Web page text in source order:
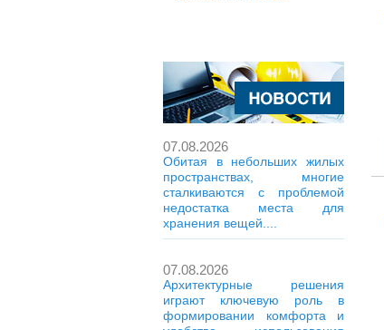
07.08.2026
Обитая в небольших жилых
пространствах, многие
сталкиваются с проблемой
недостатка места для
хранения вещей....
07.08.2026
Архитектурные решения
играют ключевую роль в
формировании комфорта и